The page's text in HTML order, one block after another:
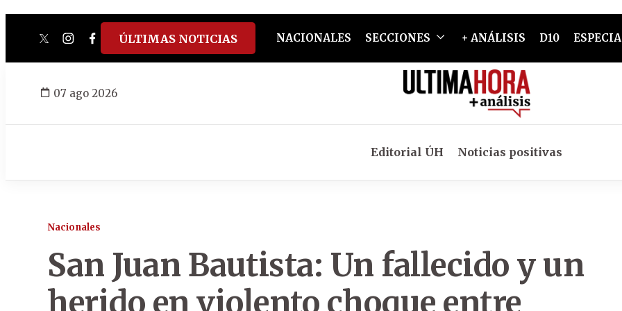
twitterinstagram
facebook
tiktokyoutube
spotify
ÚLTIMAS NOTICIAS NACIONALES SECCIONES + ANÁLISIS D10
07 ago 2026
Editorial ÚH Noticias positivas
Nacionales
San Juan Bautista: Un fallecido y un
herido en violento choque entre